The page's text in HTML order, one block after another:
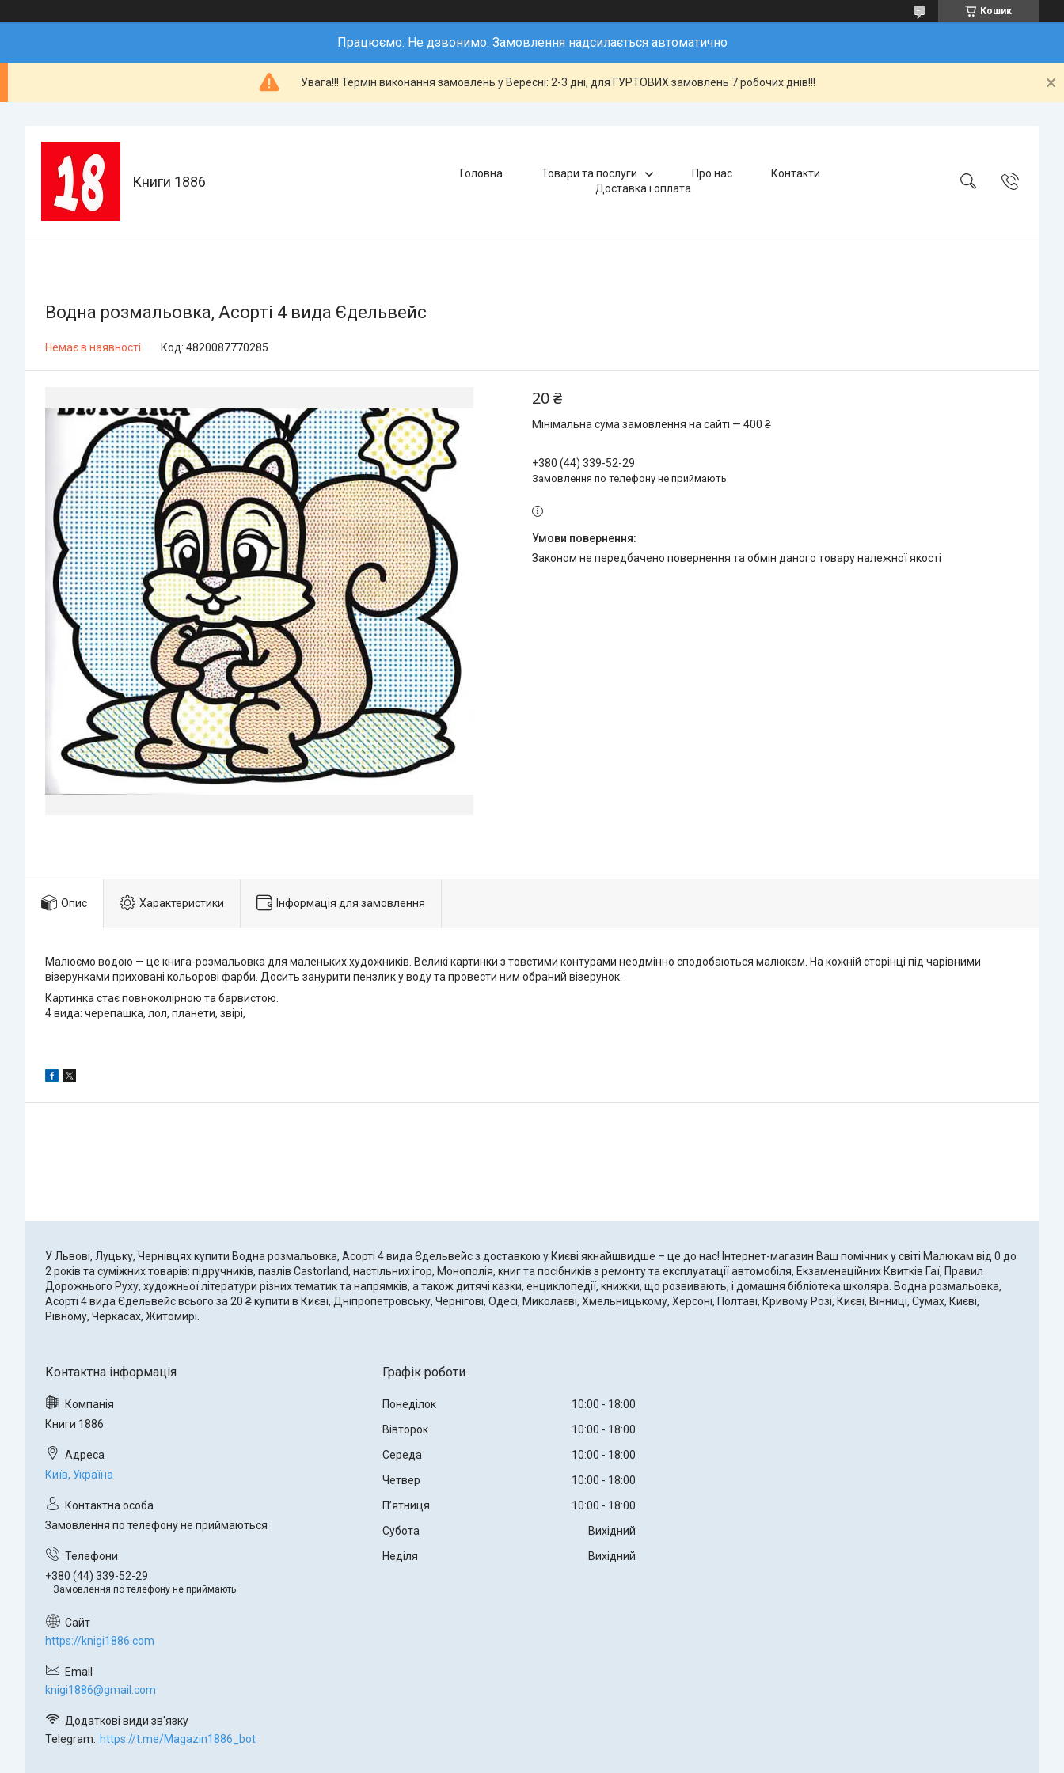
Кошик
Працюємо. Не дзвонимо. Замовлення надсилається автоматично
Увага!!! Термін виконання замовлень у Вересні: 2-3 дні, для ГУРТОВИХ замовлень 7 робочих днів!!!
Книги 1886 Головна Товари та послуги Про нас
Контакти
Доставка і оплата
Водна розмальовка, Асорті 4 вида Єдельвейс
Немає в наявності Код: 4820087770285
20 ₴
Мінімальна сума замовлення на сайті — 400 ₴
+380 (44) 339-52-29
Замовлення по телефону не приймають
Законом не передбачено повернення та обмін даного товару належної якості
Опис Характеристики Інформація для замовлення
Малюємо водою — це книга-розмальовка для маленьких художників. Великі картинки з товстими контурами неодмінно сподобаються малюкам. На кожній сторінці під чарівними
візерунками приховані кольорові фарби. Досить занурити пензлик у воду та провести ним обраний візерунок.
Картинка стає повноколірною та барвистою.
4 вида: черепашка, лол, планети, звірі,
У Львові, Луцьку, Чернівцях купити Водна розмальовка, Асорті 4 вида Єдельвейс з доставкою у Києві якнайшвидше – це до нас! Інтернет-магазин Ваш помічник у світі Малюкам від 0 до
2 років та суміжних товарів: підручників, пазлів Castorland, настільних ігор, Монополія, книг та посібників з ремонту та експлуатації автомобіля, Екзаменаційних Квитків Гаї, Правил
Дорожнього Руху, художньої літератури різних тематик та напрямків, а також дитячі казки, енциклопедії, книжки, що розвивають, і домашня бібліотека школяра. Водна розмальовка,
Асорті 4 вида Єдельвейс всього за 20 ₴ купити в Києві, Дніпропетровську, Чернігові, Одесі, Миколаєві, Хмельницькому, Херсоні, Полтаві, Кривому Розі, Києві, Вінниці, Сумах, Києві,
Рівному, Черкасах, Житомирі.
Книги 1886
Київ, Україна
Замовлення по телефону не приймаються
+380 (44) 339-52-29
Замовлення по телефону не приймають
https://knigi1886.com
knigi1886@gmail.com
Telegram https://t.me/Magazin1886_bot
Графік роботи
Понеділок 10:00
18:00
Вівторок
10:00
18:00
Середа
10:00
18:00
Четвер
10:00
18:00
Пʼятниця
10:00
18:00
Субота
Вихідний
Неділя
Вихідний